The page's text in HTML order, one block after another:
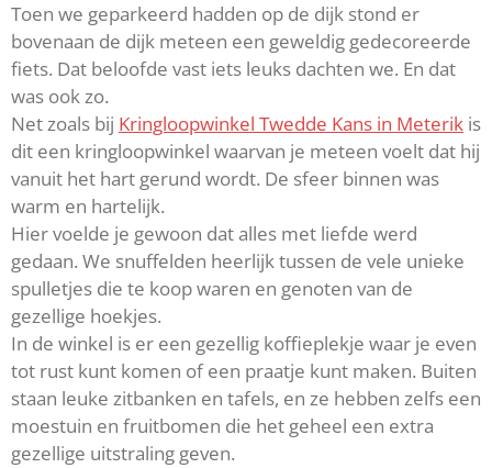
Toen we geparkeerd hadden op de dijk stond er
bovenaan de dijk meteen een geweldig gedecoreerde
fiets. Dat beloofde vast iets leuks dachten we. En dat
was ook zo.
Net zoals bij Kringloopwinkel Twedde Kans in Meterik is
dit een kringloopwinkel waarvan je meteen voelt dat hij
vanuit het hart gerund wordt. De sfeer binnen was
warm en hartelijk.
Hier voelde je gewoon dat alles met liefde werd
gedaan. We snuffelden heerlijk tussen de vele unieke
spulletjes die te koop waren en genoten van de
gezellige hoekjes.
In de winkel is er een gezellig koffieplekje waar je even
tot rust kunt komen of een praatje kunt maken. Buiten
staan leuke zitbanken en tafels, en ze hebben zelfs een
moestuin en fruitbomen die het geheel een extra
gezellige uitstraling geven.